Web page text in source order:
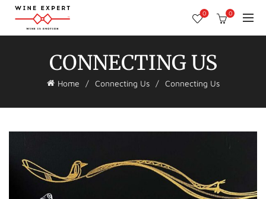
0 0
CONNECTING US
Home Connecting Us Connecting Us